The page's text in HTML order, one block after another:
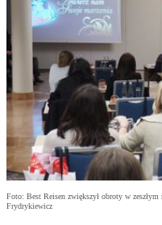
Foto: Best Reisen zwiększył obroty w
Frydrykiewicz